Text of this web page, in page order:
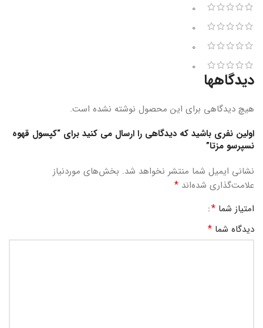
0
0
0
0
دیدگاهها
هیچ دیدگاهی برای این محصول نوشته نشده است.
اولین نفری باشید که دیدگاهی را ارسال می کنید برای “کپسول قهوه
نسپرسو مزتا”
نشانی ایمیل شما منتشر نخواهد شد. بخش‌های موردنیاز
علامت‌گذاری شده‌اند *
امتیاز شما *
دیدگاه شما *